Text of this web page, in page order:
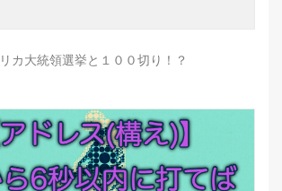
カ大統領選挙と１００切り！？